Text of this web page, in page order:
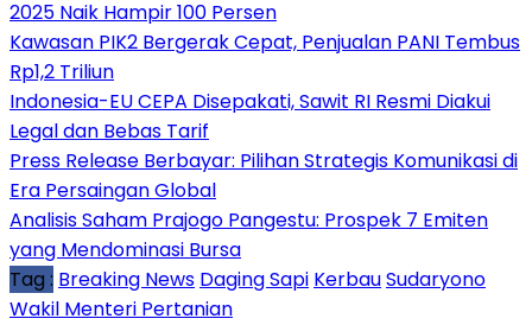
2025 Naik Hampir 100 Persen
Kawasan PIK2 Bergerak Cepat, Penjualan PANI Tembus
Rp1,2 Triliun
Indonesia-EU CEPA Disepakati, Sawit RI Resmi Diakui
Legal dan Bebas Tarif
Press Release Berbayar: Pilihan Strategis Komunikasi di
Era Persaingan Global
Analisis Saham Prajogo Pangestu: Prospek 7 Emiten
yang Mendominasi Bursa
Tag : Breaking News Daging Sapi KerbauSudaryono
Wakil Menteri Pertanian